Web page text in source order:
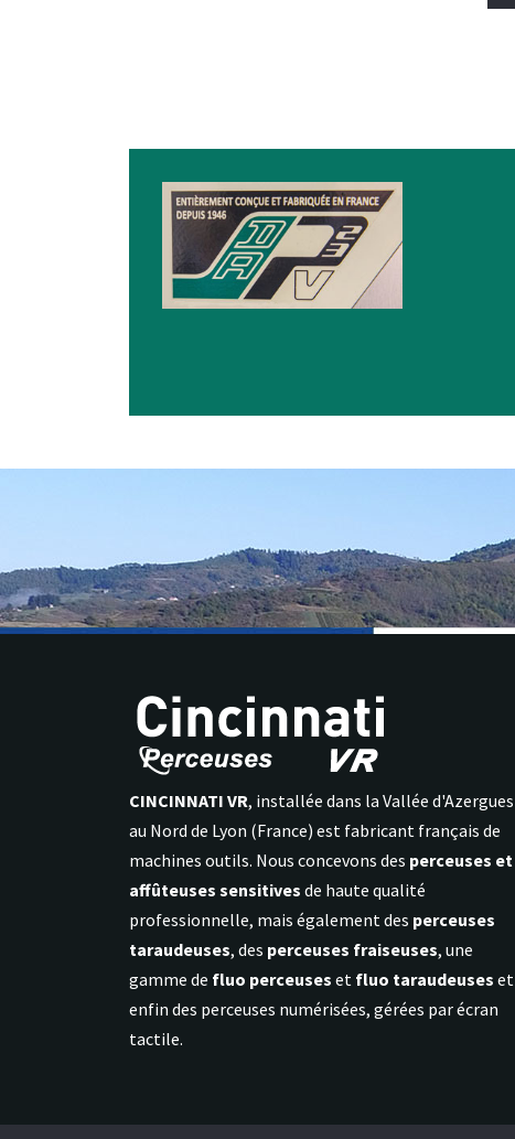
CINCINNATI VR, installée dans la Vallée d'Azergues
au Nord de Lyon (France) est fabricant français de
machines outils. Nous concevons des perceuses et
affûteuses sensitives de haute qualité
professionnelle, mais également des perceuses
taraudeuses, des perceuses fraiseuses, une
gamme de fluo perceuses et fluo taraudeuses et
enfin des perceuses numérisées, gérées par écran
tactile.